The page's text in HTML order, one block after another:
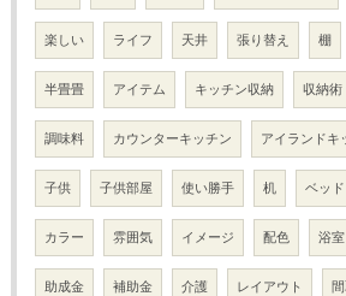
楽しい ライフ 天井 張り替え 棚
半畳畳 アイテム キッチン収納 収納術
調味料 カウンターキッチン アイランドキ
子供 子供部屋 使い勝手 机 ベッド
カラー 雰囲気 イメージ 配色 浴室
助成金 補助金 介護 レイアウト